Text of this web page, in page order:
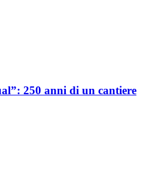
250 anni di un cantiere